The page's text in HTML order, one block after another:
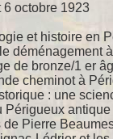
6 octobre 1923
et histoire en
déménagement
de bronze/1 er
cheminot à
: une
Périgueux antique
Pierre